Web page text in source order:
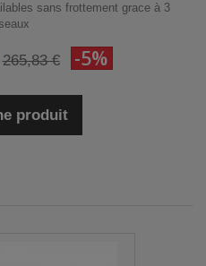
sans frottement grace à 3
265,83 € -5%
produit